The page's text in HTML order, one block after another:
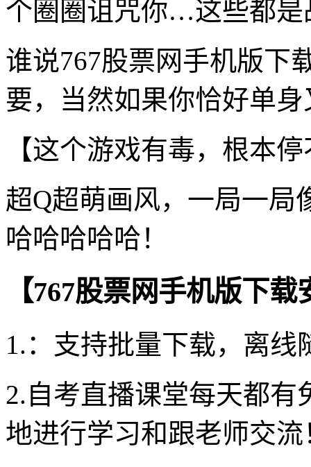
个圈圈诅咒你…这些都是
谁说767股票网手机版下
要，当然如果你恰好单
【这个游戏有毒，根本
超Q超萌画风，一局一局
哈哈哈哈哈！
【767股票网手机版下
1.：支持批量下载，离线
2.自考直播课堂每天都
地进行学习和跟老师交流